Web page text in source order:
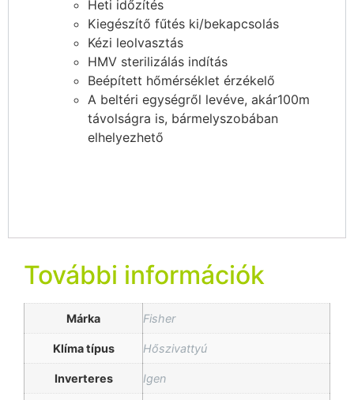
Heti időzítés
Kiegészítő fűtés ki/bekapcsolás
Kézi leolvasztás
HMV sterilizálás indítás
Beépített hőmérséklet érzékelő
A beltéri egységről levéve, akár100m
távolságra is, bármelyszobában
elhelyezhető
További információk
Márka Fisher
Klíma típus Hőszivattyú
Inverteres Igen